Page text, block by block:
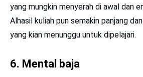
yang mungkin menyerah di awal dan
Alhasil kuliah pun semakin panjang
yang kian menunggu untuk dipelajari.
6. Mental baja